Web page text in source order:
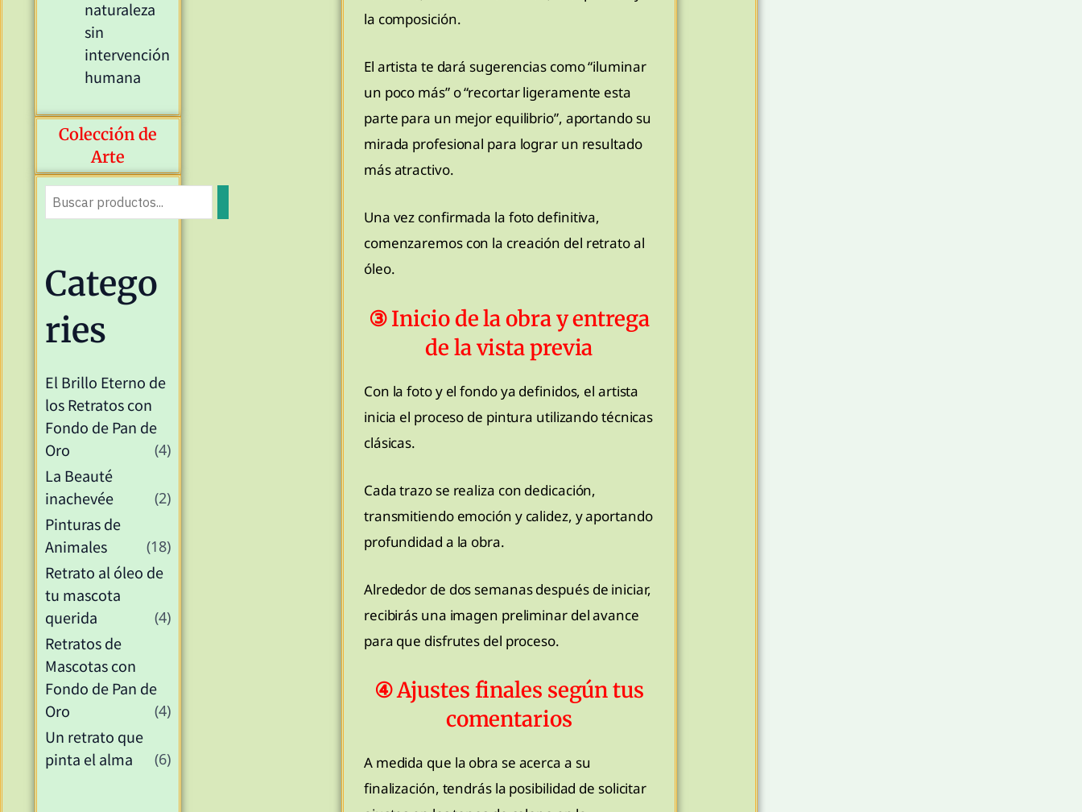
naturaleza
sin
intervención
humana
Colección de
Arte
Catego
ries
El Brillo Eterno de
los Retratos con
Fondo de Pan de
Oro
(4)
La Beauté
inachevée
(2)
Pinturas de
Animales
(18)
Retrato al óleo de
tu mascota
querida
(4)
Retratos de
Mascotas con
Fondo de Pan de
Oro
(4)
Un retrato que
pinta el alma
(6)
la composición.
El artista te dará sugerencias como “iluminar
un poco más” o “recortar ligeramente esta
parte para un mejor equilibrio”, aportando su
mirada profesional para lograr un resultado
más atractivo.
Una vez confirmada la foto definitiva,
comenzaremos con la creación del retrato al
óleo.
③ Inicio de la obra y entrega
de la vista previa
Con la foto y el fondo ya definidos, el artista
inicia el proceso de pintura utilizando técnicas
clásicas.
Cada trazo se realiza con dedicación,
transmitiendo emoción y calidez, y aportando
profundidad a la obra.
Alrededor de dos semanas después de iniciar,
recibirás una imagen preliminar del avance
para que disfrutes del proceso.
④ Ajustes finales según tus
comentarios
A medida que la obra se acerca a su
finalización, tendrás la posibilidad de solicitar